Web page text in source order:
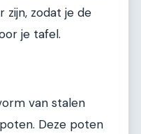
zodat je de
je tafel.
van stalen
Deze poten